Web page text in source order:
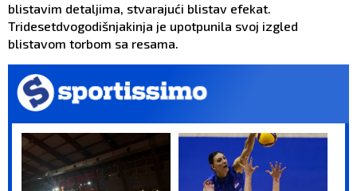
blistavim detaljima, stvarajući blistav efekat.
Tridesetdvogodišnjakinja je upotpunila svoj izgled
blistavom torbom sa resama.